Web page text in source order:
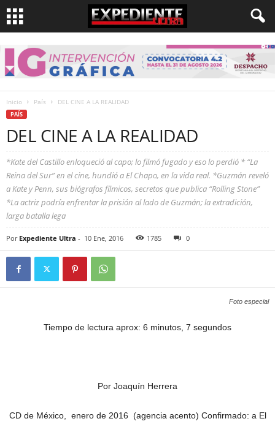
Inicio País DEL CINE A LA REALIDAD
PAÍS
DEL CINE A LA REALIDAD
*Kate del Castillo enloqueció al capo; lo filmó fugado y eso lo perdió * “La
Reina del Sur” en el cine, hundió a El Chapo, en la vida real. *Guzmán reveló
a Kate y Penn, sus biógrafos fílmicos, secretos que publica “Rolling Stone”
*La actriz podría enfrentar la prisión al lado de Guzmán; la extradición,
larga batalla lega
Por Expediente Ultra - 10 Ene, 2016 1785 0
Foto especial
Tiempo de lectura aprox: 6 minutos, 7 segundos
Por Joaquín Herrera
CD de México, enero de 2016 (agencia acento) Confirmado: a El